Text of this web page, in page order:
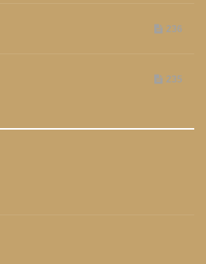
236
235